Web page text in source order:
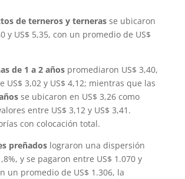
de terneros y ternerasse ubicaron
y US$ 5,35, con un promedio de US$
de 1 a 2 añospromediaron US$ 3,40,
US$ 3,02 y US$ 4,12; mientras que las
se ubicaron en US$ 3,26 como
entre US$ 3,12 y US$ 3,41.
con colocación total.
preñadoslograron una dispersión
y se pagaron entre US$ 1.070 y
un promedio de US$ 1.306, la